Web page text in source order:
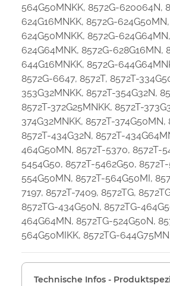
564G50MNKK, 8572G-620064N,
624G16MNKK, 8572G-
624G50MNKK, 8572G-
624G64MNK, 8572G-628G16MN,
644G16MNKK, 8572G-
8572G-6647, 8572T, 8572T-
353G32MNKK, 8572T-354G32N,
8572T-372G25MNKK, 8572T-
374G32MNKK, 8572T-374G50MN,
8572T-434G32N, 8572T-
464G50MN, 8572T-5370, 8572T-
5454G50, 8572T-5462G50,
554G50MN, 8572T-564G50MI,
7197, 8572T-7409, 8572TG,
8572TG-434G50N, 8572TG-
464G64MN, 8572TG-524G50N,
564G50MIKK, 8572TG-
Technische Infos -